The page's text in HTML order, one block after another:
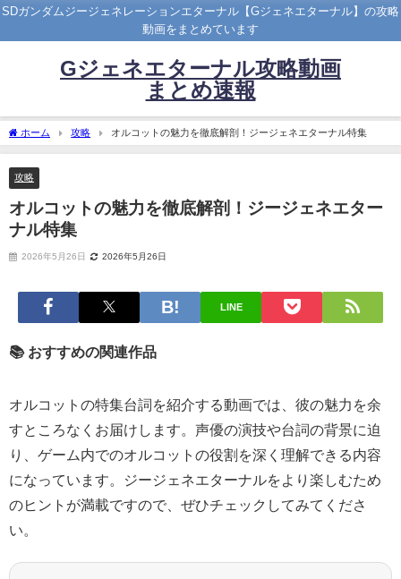
SDガンダムジージェネレーションエターナル【Gジェネエターナル】の攻略
動画をまとめています
Gジェネエターナル攻略動画
まとめ速報
ホーム 攻略 オルコットの魅力を徹底解剖！ジージェネエターナル特集
攻略
オルコットの魅力を徹底解剖！ジージェネエター
ナル特集
2026年5月26日 2026年5月26日
LINE
📚 おすすめの関連作品
オルコットの特集台詞を紹介する動画では、彼の魅力を余
すところなくお届けします。声優の演技や台詞の背景に迫
り、ゲーム内でのオルコットの役割を深く理解できる内容
になっています。ジージェネエターナルをより楽しむため
のヒントが満載ですので、ぜひチェックしてみてくださ
い。